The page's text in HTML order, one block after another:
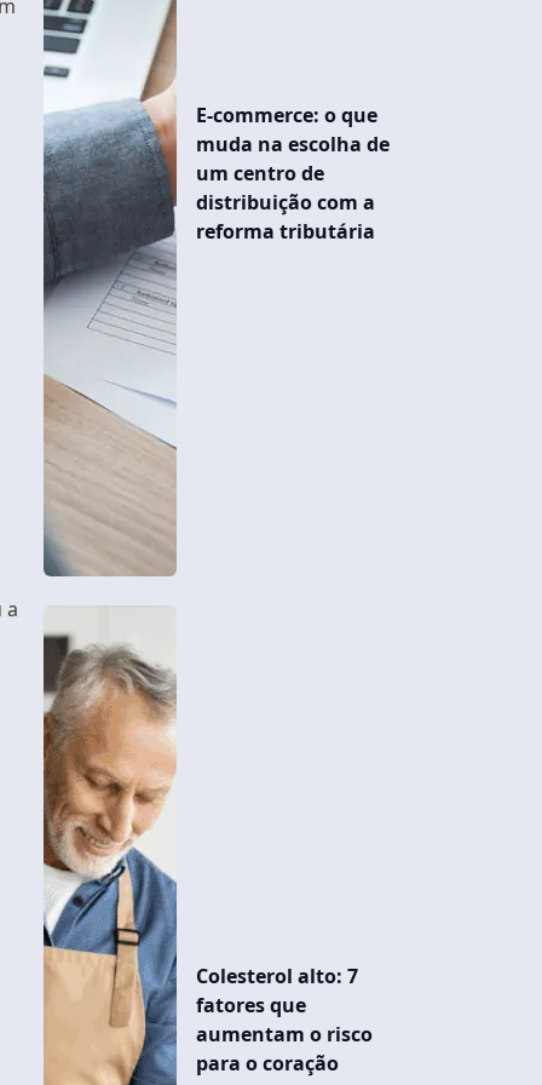
a
E-commerce: o que
muda na escolha de
um centro de
distribuição com a
reforma tributária
Colesterol alto: 7
fatores que
aumentam o risco
para o coração